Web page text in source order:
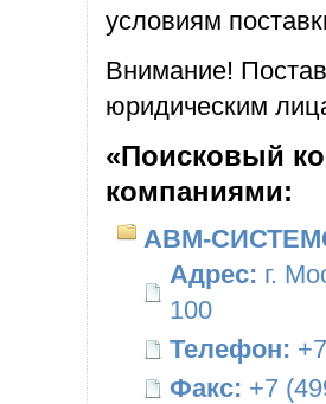
условиям
Внимание!
юридическим
«Поисковый
компаниями:
АВМ-
Адрес: г.
100
Телефон:
Факс: +7